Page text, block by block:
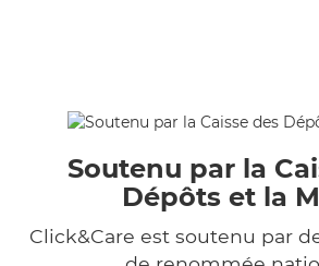
Soutenu par la
Dépôts et la
Click&Care est soutenu par